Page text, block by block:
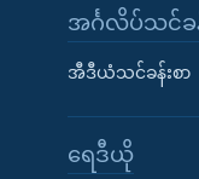
အင်္ဂလိပ်သင်ခန်
အီဒီယံသင်ခန်းစာ
ရေဒီယို